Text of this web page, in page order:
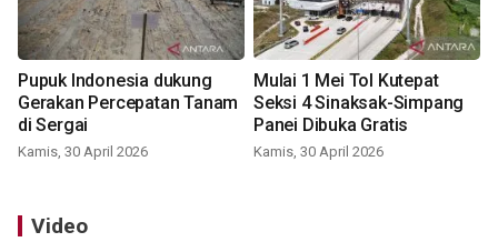
Pupuk Indonesia dukung
Gerakan Percepatan Tanam
di Sergai
Kamis, 30 April 2026
Mulai 1 Mei Tol Kutepat
Seksi 4 Sinaksak-Simpang
Panei Dibuka Gratis
Kamis, 30 April 2026
Video